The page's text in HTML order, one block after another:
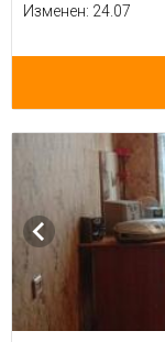
Изменен: 24.07